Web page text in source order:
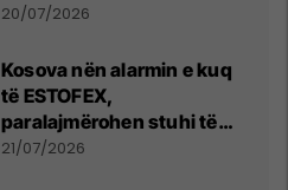
20/07/2026
Kosova nën alarmin e kuq
të ESTOFEX,
paralajmërohen stuhi të
fuqishme me breshër dhe
21/07/2026